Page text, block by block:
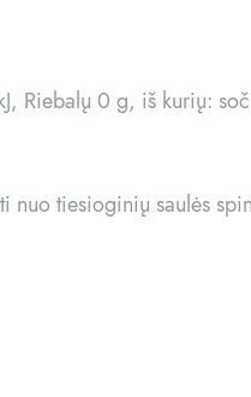
Riebalų 0 g, iš kurių:
nuo tiesioginių saulės